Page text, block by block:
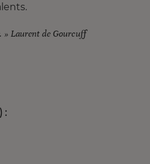
» Laurent de Gourcuff
: